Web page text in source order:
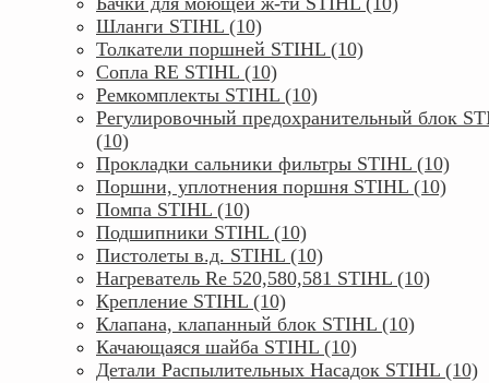
Шланги STIHL (10)
Толкатели поршней STIHL (10)
Сопла RE STIHL (10)
Ремкомплекты STIHL (10)
Регулировочный предохранительный блок
(10)
Прокладки сальники фильтры STIHL (10)
Поршни, уплотнения поршня STIHL (10)
Помпа STIHL (10)
Подшипники STIHL (10)
Пистолеты в.д. STIHL (10)
Нагреватель Rе 520,580,581 STIHL (10)
Крепление STIHL (10)
Клапана, клапанный блок STIHL (10)
Качающаяся шайба STIHL (10)
Детали Распылительных Насадок STIHL (10)